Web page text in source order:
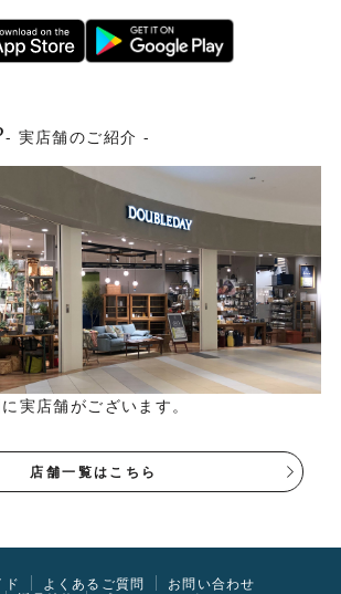
- 実店舗のご紹介 -
実店舗がございます。
店舗一覧はこちら
ド よくあるご質問
お問い合わせ